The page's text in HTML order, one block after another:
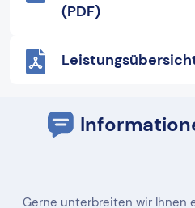
(PDF)
Gerne unterbreiten wir Ihnen